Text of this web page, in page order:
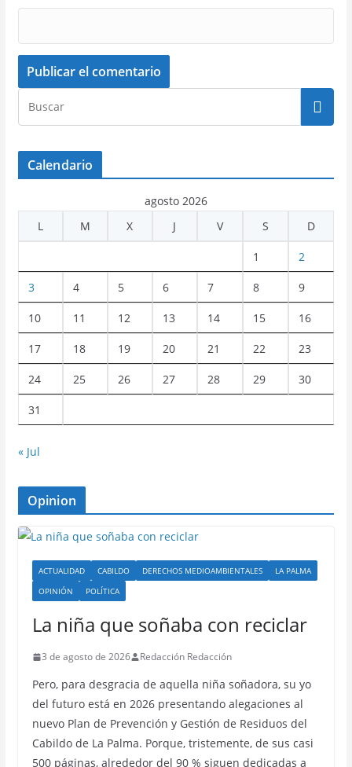
Calendario
agosto 2026
L
M X J V S D
1 2
3 4 5 6 7 8 9
10 11 12 13 14 15 16
17 18 19 20 21 22 23
24 25 26 27 28 29 30
31
« Jul
Opinion
ACTUALIDAD CABILDO DERECHOS MEDIOAMBIENTALES
LA PALMA
OPINIÓN
POLÍTICA
La niña que soñaba con reciclar
3 de agosto de 2026 Redacción Redacción
Pero, para desgracia de aquella niña soñadora, su yo
del futuro está en 2026 presentando alegaciones al
nuevo Plan de Prevención y Gestión de Residuos del
Cabildo de La Palma. Porque, tristemente, de sus casi
500 páginas, alrededor del 90 % siguen dedicadas a